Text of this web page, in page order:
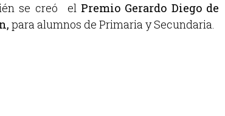
se creó el Premio Gerardo Diego de
para alumnos de Primaria y Secundaria.